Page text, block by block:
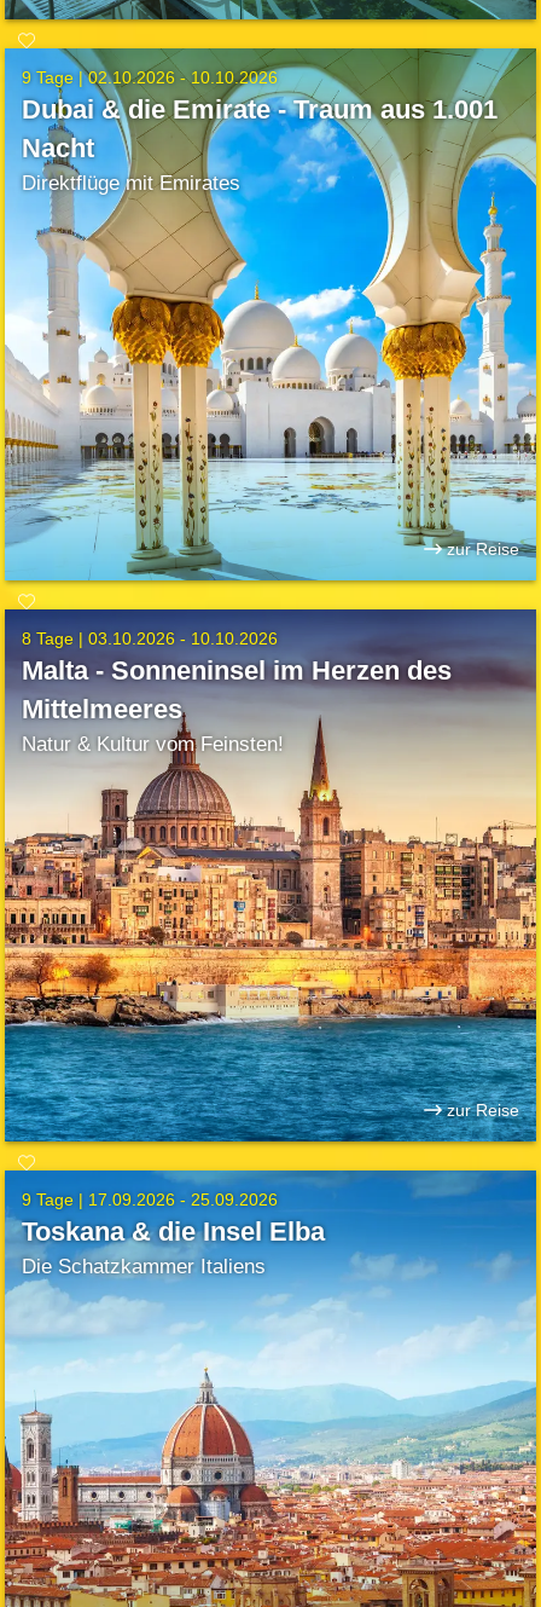
9 Tage |02.10.2026 - 10.10.2026
Dubai & die Emirate - Traum aus 1.001
Nacht
Direktflüge mit Emirates
zur Reise
8 Tage |03.10.2026 - 10.10.2026
Malta - Sonneninsel im Herzen des
Mittelmeeres
Natur & Kultur vom Feinsten!
zur Reise
9 Tage | 17.09.2026 - 25.09.2026
Toskana & die Insel Elba
Die Schatzkammer Italiens